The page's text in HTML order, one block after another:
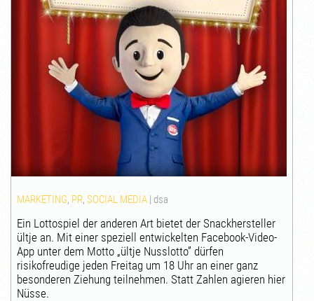
MARKETING, PR,SOCIAL MEDIA | dsa
Ein Lottospiel der anderen Art bietet der Snackhersteller
ültje an. Mit einer speziell entwickelten Facebook-Video-
App unter dem Motto „ültje Nusslotto” dürfen
risikofreudige jeden Freitag um 18 Uhr an einer ganz
besonderen Ziehung teilnehmen. Statt Zahlen agieren hier
Nüsse.